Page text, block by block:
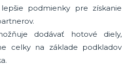
podmienky pre získanie
dodávať hotové diely,
celky na základe podkladov